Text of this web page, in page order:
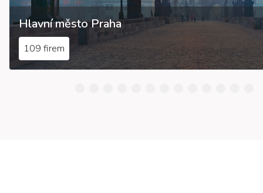
Hlavní město Praha
109 firem